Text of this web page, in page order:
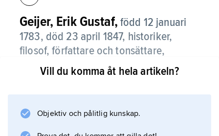
Geijer, Erik Gustaf, född 12 januari
1783, död 23 april 1847, historiker,
filosof, författare och tonsättare,
professor i historia i Uppsala från 1817,
ledamot av Svenska Akademien från
Erik Gustaf Geijer kom 1799 som student till
Vill du komma åt hela artikeln?
Objektiv och pålitlig kunskap.